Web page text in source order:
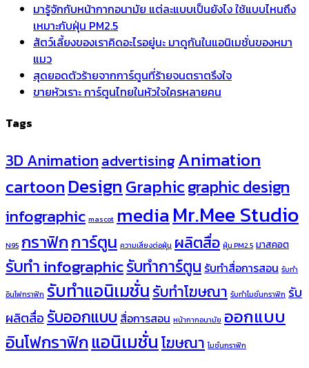
มารู้จักกับหน้ากากอนามัย แต่ละแบบเป็นยังไง ใช้แบบไหนถึง
เหมาะกับฝุ่น PM2.5
สัตว์เลี้ยงของเราคิดอะไรอยู่นะ มาดูกันในแอนิเมชั่นของหมา
แมว
สุดยอดตัวร้ายจากการ์ตูนที่ร้ายจนตราตรึงใจ
ขายหัวเราะ การ์ตูนไทยในหัวใจใครหลายคน
Tags
3D AnimationadvertisingAnimation
cartoonDesignGraphicgraphic design
infographic mascot mediaMr.Mee Studio
N95 กราฟิกการ์ตูน ความเสี่ยงต่อฝุ่น ผลิตสื่อ ฝุ่น PM2.5 มาสคอต
รับทำ infographicรับทำการ์ตูน รับทำสื่อการสอน รับทำ
อินโฟกราฟิก รับทำแอนิเมชั่นรับทำโฆษณา รับทำโมชั่นกราฟิก รับ
ผลิตสื่อ รับออกแบบ สื่อการสอน หน้ากากอนามัย ออกแบบ
อินโฟกราฟิก แอนิเมชั่นโฆษณา โมชั่นกราฟิก